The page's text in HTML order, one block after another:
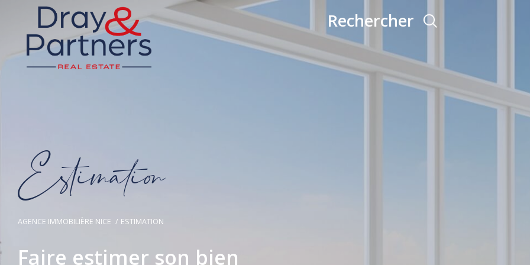
rechercher
Esimaio
AGENCE IMMOBILIÈRE NICE ESTIMATION
Faire estimer son bien